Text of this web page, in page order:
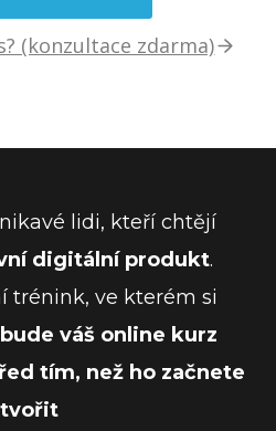
(konzultace zdarma)
lidi, kteří chtějí
digitální produkt.
trénink, ve kterém si
váš online kurz
tím, než ho začnete
tvořit